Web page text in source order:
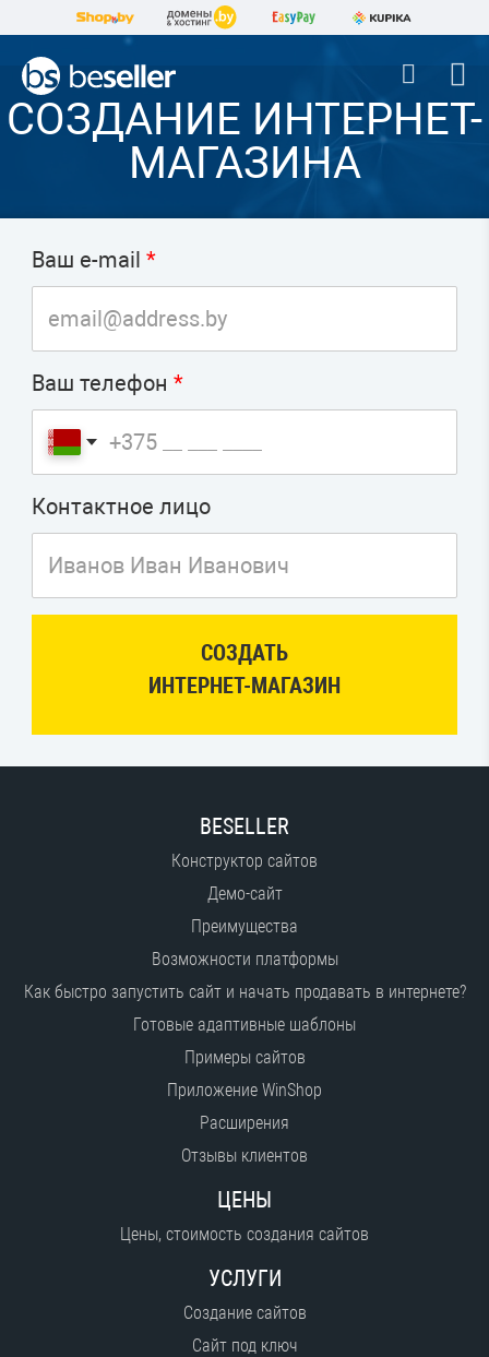
СОЗДАНИЕ ИНТЕРНЕТ-
МАГАЗИНА
Ваш e-mail *
Ваш телефон *
Контактное лицо
СОЗДАТЬ
ИНТЕРНЕТ-МАГАЗИН
BESELLER
Конструктор сайтов
Демо-сайт
Преимущества
Возможности платформы
Как быстро запустить сайт и начать продавать в интернете?
Готовые адаптивные шаблоны
Примеры сайтов
Приложение WinShop
Расширения
Отзывы клиентов
ЦЕНЫ
Цены, стоимость создания сайтов
УСЛУГИ
Создание сайтов
Сайт под ключ